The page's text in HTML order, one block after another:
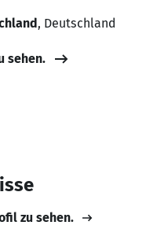
, Deutschland
sehen.
zu sehen.